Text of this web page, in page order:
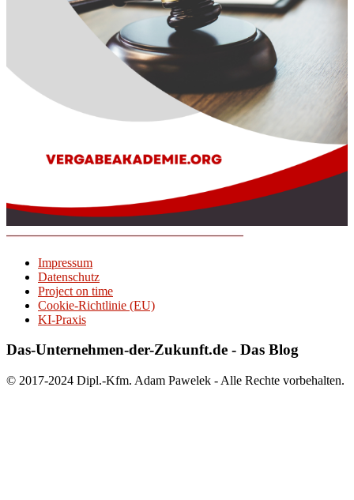
Impressum
Datenschutz
Project on time
Cookie-Richtlinie (EU)
KI-Praxis
Das-Unternehmen-der-Zukunft.de - Das Blog
© 2017-2024 Dipl.-Kfm. Adam Pawelek - Alle Rechte vorbehalten.